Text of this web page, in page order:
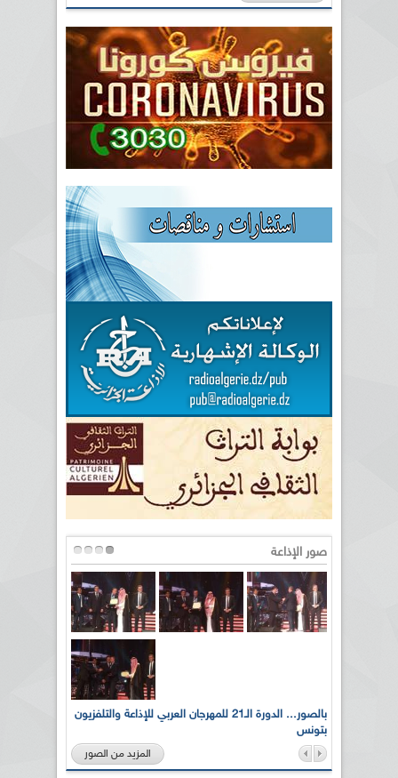
صور الإذاعة
بالصور... الدورة الـ21 للمهرجان العربي للإذاعة والتلفزيون
بتونس
المزيد من الصور